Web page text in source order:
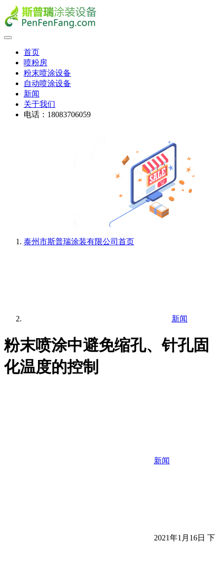
首页
喷粉房
粉末喷涂设备
自动喷涂设备
新闻
关于我们
电话：18083706059
泰州市斯普瑞涂装有限公司 首页
新闻
粉末喷涂中避免缩孔、针孔固
化温度的控制
新闻
2021年1月16日 下